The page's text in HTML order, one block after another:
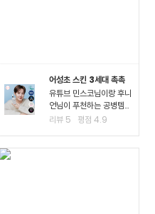
어성초 스킨 3세대 촉촉
유튜브 민스코님이랑 후니
언님이 푸천하는 공병템이
라서 큰 맘먹고 샀는데요!!
리뷰 5 평점4.9